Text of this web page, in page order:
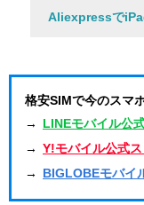
Aliexpressで
格安SIMで今のスマ
→
LINEモバイル公
→ Y!モバイル公式
→
BIGLOBEモバイ